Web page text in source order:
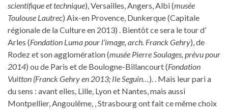
scientifique et technique), Versailles, Angers, Albi (musée
Toulouse Lautrec) Aix-en Provence, Dunkerque (Capitale
régionale de la Culture en 2013) . Bientôt ce sera le tour d’
Arles (Fondation Luma pour l’image, arch. Franck Gehry), de
Rodez et son agglomération (musée Pierre Soulages, prévu pour
2014) ou de Paris et de Boulogne-Billancourt (Fondation
Vuitton (Franck Gehry en 2013; Ile Seguin…). . Mais leur pari a
du sens : avant elles, Lille, Lyon et Nantes, mais aussi
Montpellier, Angoulême, , Strasbourg ont fait ce même choix